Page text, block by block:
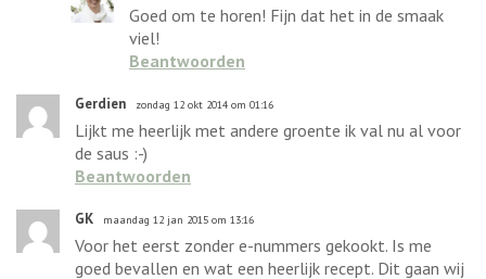
Goed om te horen! Fijn dat het in de smaak
viel!
Beantwoorden
Gerdien zondag 12 okt 2014 om 01:16
Lijkt me heerlijk met andere groente ik val nu al voor
de saus :-)
Beantwoorden
GK maandag 12 jan 2015 om 13:16
Voor het eerst zonder e-nummers gekookt. Is me
goed bevallen en wat een heerlijk recept. Dit gaan wij